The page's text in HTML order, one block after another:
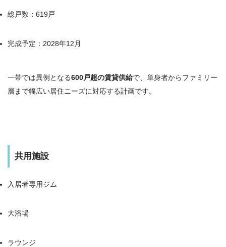
総戸数：619戸
完成予定：2028年12月
一帯では異例となる600戸超の賃貸供給で、単身者からファミリー
層まで幅広い居住ニーズに対応する計画です。
共用施設
入居者専用ジム
大浴場
ラウンジ